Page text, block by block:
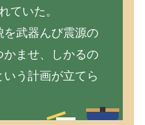
ていた。
武器んび震源の
ませ、しかるの
う計画が立てら